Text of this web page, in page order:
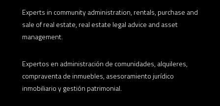
Experts in community administration, rentals, purchase and
sale of real estate, real estate legal advice and asset
management.
Expertos en administración de comunidades, alquileres,
compraventa de inmuebles, asesoramiento jurídico
inmobiliario y gestión patrimonial.